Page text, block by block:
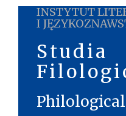
INSTYTUT
I
Studia